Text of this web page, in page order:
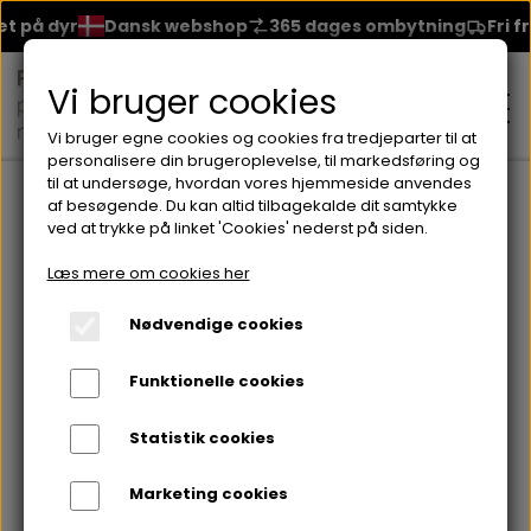
dyr Dansk webshop 365 dages ombytning Fri
MAKEUP
ANSIGT
FOUNDATION
BLUSH
BRYN
GEL
ØJNE
HUDPLEJE
ØJENCREME
HÅRPLEJE
SHAMPOO
Forside Brands Seventeen Neglelakker fra Seventeen
Vi bruger cookies
Vi bruger egne cookies og cookies fra tredjeparter til at
personalisere din brugeroplevelse, til markedsføring og
til at undersøge, hvordan vores hjemmeside anvendes
af besøgende. Du kan altid tilbagekalde dit samtykke
ved at trykke på linket 'Cookies' nederst på siden.
Læs mere om cookies her
Nødvendige cookies
Funktionelle cookies
Statistik cookies
Marketing cookies